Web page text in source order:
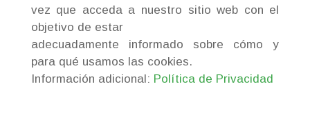
vez que acceda a nuestro sitio web con el
objetivo de estar
adecuadamente informado sobre cómo y
para qué usamos las cookies.
Información adicional: Política de Privacidad